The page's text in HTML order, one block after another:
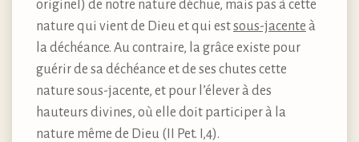
originel) de notre nature déchue, mais pas à cette
nature qui vient de Dieu et qui estsous-jacente à
la déchéance. Au contraire, la grâce existe pour
guérir de sa déchéance et de ses chutes cette
nature sous-jacente, et pour l’élever à des
hauteurs divines, où elle doit participer à la
nature même de Dieu (II Pet. I,4).